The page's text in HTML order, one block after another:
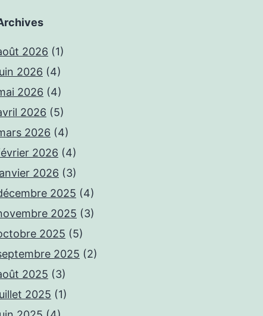
2026 (1)
2026 (4)
2026 (4)
2026 (5)
2026 (4)
2026 (4)
2026 (3)
2025 (4)
2025 (3)
2025 (5)
2025 (2)
2025 (3)
2025 (1)